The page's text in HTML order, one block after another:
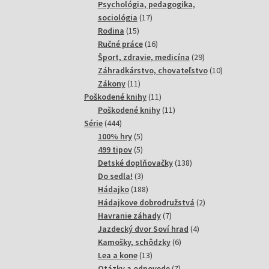
produktov
Psychológia, pedagogika,
sociológia 1717
Rodina 1515
produktov
Ručné práce 1616
produktov
Šport, zdravie, medicína 2929
produktov
Záhradkárstvo, chovateľstvo 1010
Zákony 1111
produktov
Poškodené knihy 1111
produktov
Poškodené knihy 1111
Série 444444
produktov
100% hry 55
produktov
499 tipov 55
produktov
Detské doplňovačky 138138
Do sedla! 33
produkty
Hádajko 188188
produktov
Hádajkove dobrodružstvá 22
Havranie záhady 77
produktov
Jazdecký dvor Soví hrad 44
Kamošky, schôdzky 66
Lea a kone 1313